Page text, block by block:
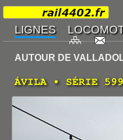
AUTOUR DE
ÁVILA • SÉRIE 599